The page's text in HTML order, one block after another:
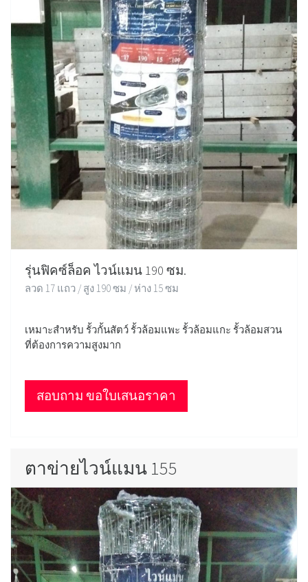
รุ่นฟิคซ์ล็อค ไวน์แมน 190 ซม.
ลวด 17 แถว / สูง 190 ซม / ห่าง 15 ซม
เหมาะสำหรับ รั้วกั้นสัตว์ รั้วล้อมแพะ รั้วล้อมแกะ รั้วล้อมสวน
ที่ต้องการความสูงมาก
สอบถาม ขอใบเสนอราคา
ตาข่ายไวน์แมน 155